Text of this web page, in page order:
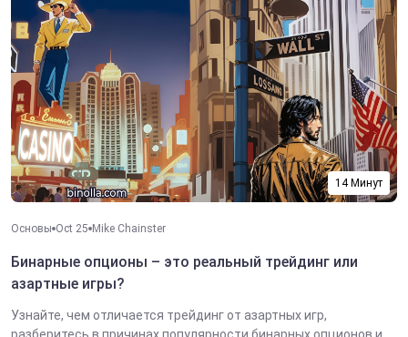
14 Минут
Основы Oct 25 Mike Chainster
Бинарные опционы – это реальный трейдинг или
азартные игры?
Узнайте, чем отличается трейдинг от азартных игр,